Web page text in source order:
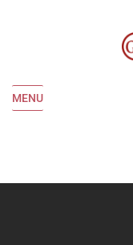
MENU